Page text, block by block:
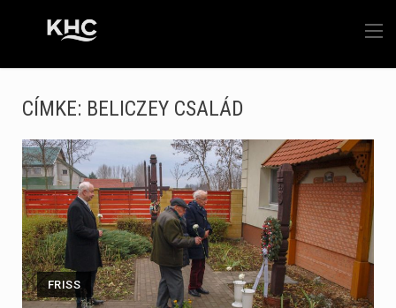
CÍMKE: BELICZEY CSALÁD
FRISS